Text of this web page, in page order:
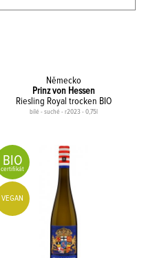
Německo
Prinz von Hessen
Riesling Royal trocken BIO
bílé - suché - r2023 - 0,75l
BIO
certifikát
VEGAN